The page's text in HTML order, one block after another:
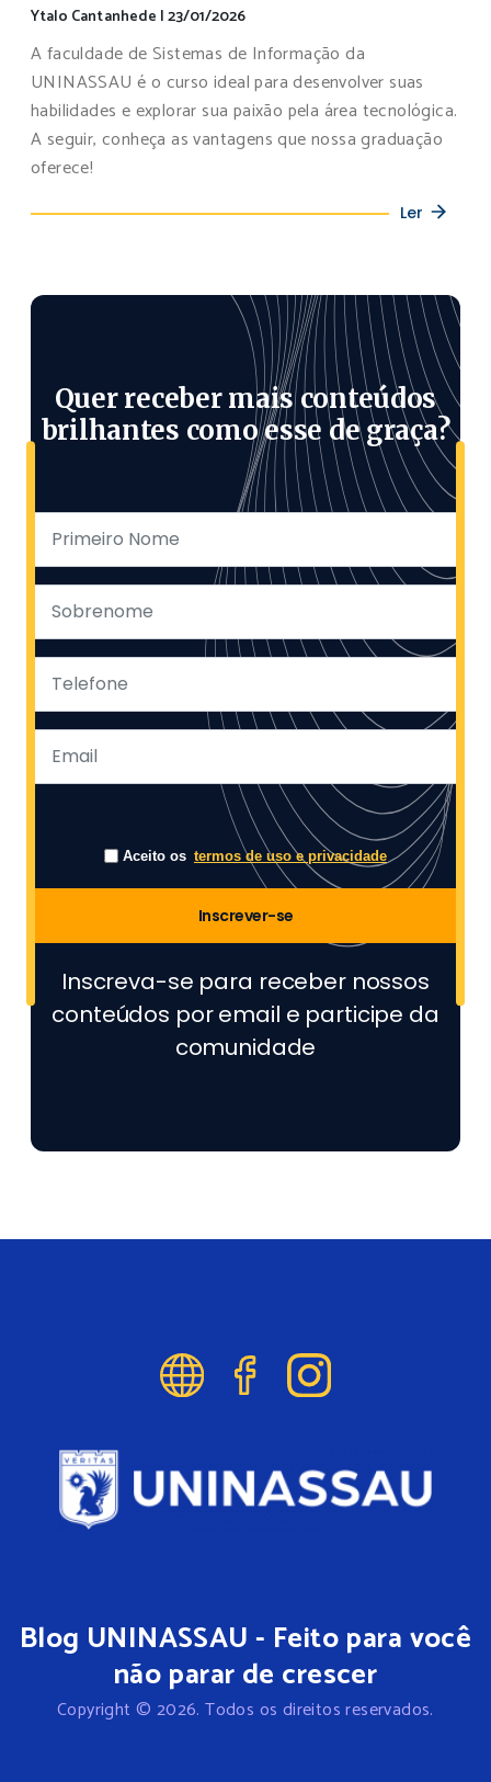
Ytalo Cantanhede |23/01/2026
A faculdade de Sistemas de Informação da
UNINASSAU é o curso ideal para desenvolver suas
habilidades e explorar sua paixão pela área tecnológica.
A seguir, conheça as vantagens que nossa graduação
oferece!
Ler
Quer receber mais conteúdos
brilhantes como esse de graça?
Aceito os termos de uso e privacidade
Inscrever-se
Inscreva-se para receber nossos
conteúdos por email e participe da
comunidade
Blog UNINASSAU - Feito para você
não parar de crescer
Copyright © 2026. Todos os direitos reservados.